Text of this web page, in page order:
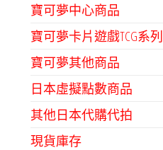
寶可夢中心商品
寶可夢卡片遊戲TCG系列
寶可夢其他商品
日本虛擬點數商品
其他日本代購代拍
現貨庫存